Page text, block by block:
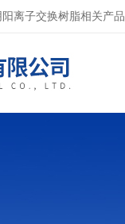
离子交换树脂相关产